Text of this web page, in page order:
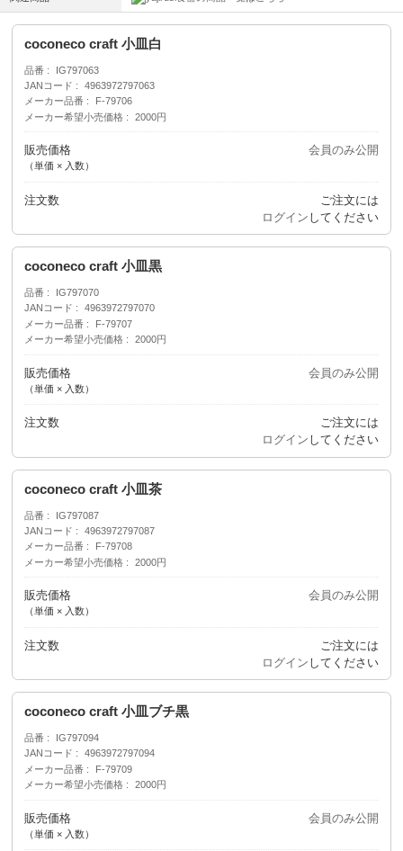
coconeco craft 小皿白
品番
IG797063
JANコード
4963972797063
メーカー品番
F-79706
メーカー希望小売価格
2000円
販売価格
（単価 × 入数）
会員のみ公開
注文数
ご注文には
ログイン してください
coconeco craft 小皿黒
品番
IG797070
JANコード
4963972797070
メーカー品番
F-79707
メーカー希望小売価格
2000円
販売価格
（単価 × 入数）
会員のみ公開
注文数
ご注文には
ログイン してください
coconeco craft 小皿茶
品番
IG797087
JANコード
4963972797087
メーカー品番
F-79708
メーカー希望小売価格
2000円
販売価格
（単価 × 入数）
会員のみ公開
注文数
ご注文には
ログイン してください
coconeco craft 小皿ブチ黒
品番
IG797094
JANコード
4963972797094
メーカー品番
F-79709
メーカー希望小売価格
2000円
販売価格
（単価 × 入数）
会員のみ公開